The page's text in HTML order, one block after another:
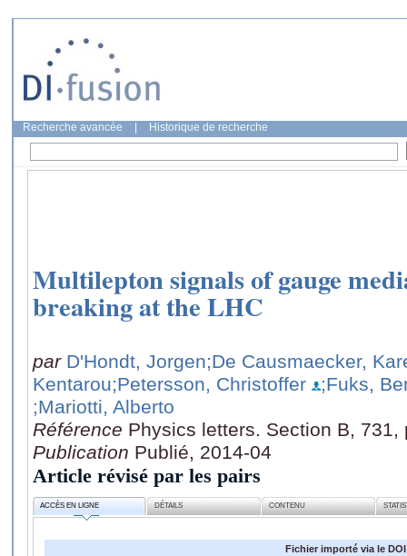
Recherche avancée Historique de recherche
Multilepton signals of gauge
breaking at the LHC
par D'Hondt, Jorgen;De Causmaecker,
Kentarou;Petersson, Christoffer
;Fuks,
;Mariotti, Alberto
Référence Physics letters. Section B, 731,
Publication Publié, 2014-04
Article révisé par les pairs
ACCÈS EN LIGNE DÉTAILS CONTENU
Fichier importé via le DOI